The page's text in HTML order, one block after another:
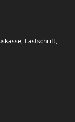
Lastschrift,